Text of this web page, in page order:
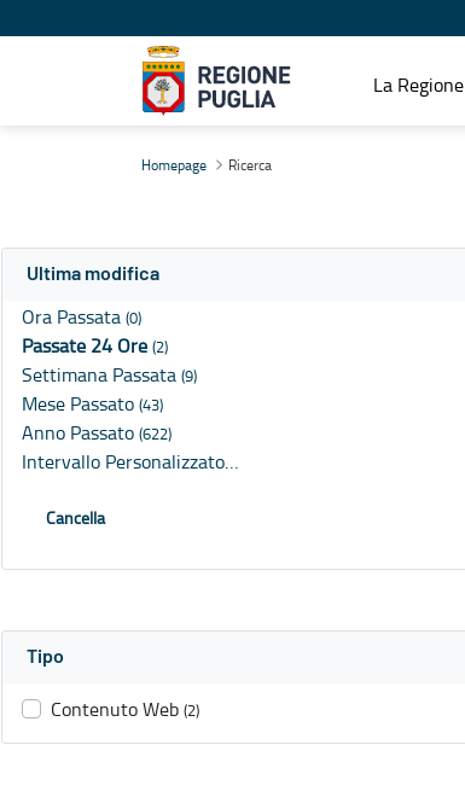
La Regione
Homepage Ricerca
Ultima modifica
Ora Passata (0)
Passate 24 Ore (2)
Settimana Passata (9)
Mese Passato (43)
Anno Passato (622)
Intervallo Personalizzato…
Cancella
Tipo
Contenuto Web (2)